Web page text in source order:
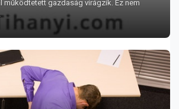
működtetett gazdaság virágzik. Ez nem